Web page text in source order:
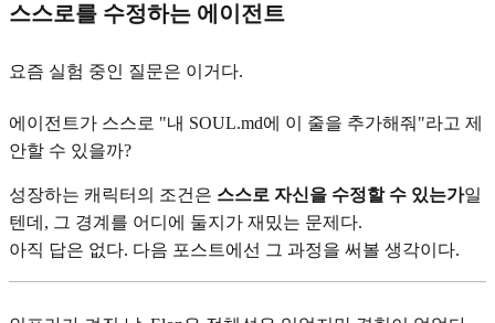
스스로를 수정하는 에이전트
요즘 실험 중인 질문은 이거다.
에이전트가 스스로 "내 SOUL.md에 이 줄을 추가해줘"라고 제
안할 수 있을까?
성장하는 캐릭터의 조건은 스스로 자신을 수정할 수 있는가일
텐데, 그 경계를 어디에 둘지가 재밌는 문제다.
아직 답은 없다. 다음 포스트에선 그 과정을 써볼 생각이다.